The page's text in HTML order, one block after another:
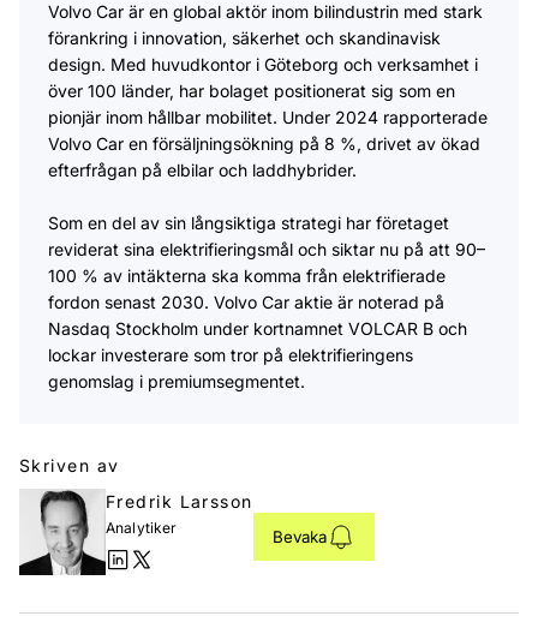
Volvo Car är en global aktör inom bilindustrin med stark
förankring i innovation, säkerhet och skandinavisk
design. Med huvudkontor i Göteborg och verksamhet i
över 100 länder, har bolaget positionerat sig som en
pionjär inom hållbar mobilitet. Under 2024 rapporterade
Volvo Car en försäljningsökning på 8 %, drivet av ökad
efterfrågan på elbilar och laddhybrider.
Som en del av sin långsiktiga strategi har företaget
reviderat sina elektrifieringsmål och siktar nu på att 90–
100 % av intäkterna ska komma från elektrifierade
fordon senast 2030. Volvo Car aktie är noterad på
Nasdaq Stockholm under kortnamnet VOLCAR B och
lockar investerare som tror på elektrifieringens
genomslag i premiumsegmentet.
Skriven av
Fredrik Larsson
Analytiker Bevaka